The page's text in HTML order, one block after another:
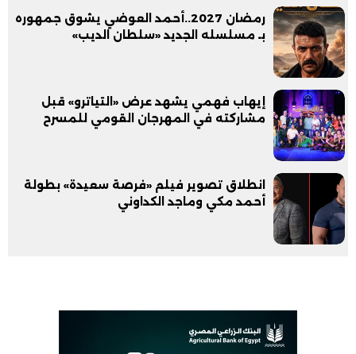
رمضان 2027..أحمد العوضي يشوق جمهوره
بـ مسلسله الجديد «سلطان الديب»
إيهاب فهمي يشهد عرض «التياترو» قبل
مشاركته في المهرجان القومي للمسرح
انطلاق تصوير فيلم «فرصة سعيدة» بطولة
أحمد مكي وماجد الكداوني